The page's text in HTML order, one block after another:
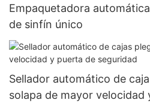
Empaquetadora
de sinfín único
Sellador automático de
solapa de mayor velocidad